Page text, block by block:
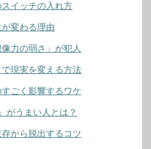
スイッチの入れ方
変わる理由
力の弱さ」が犯人
現実を変える方法
ごく影響するワケ
がうまい人とは？
から脱出するコツ